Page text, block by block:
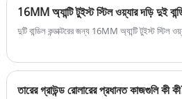
16MM অ্যান্টি টুইস্ট স্টিল ওয়্যার দড়ি দুই
দুটি বান্ডিল কন্ডাক্টরের জন্য 16MM অ্যান্টি টুইস্ট স্টিল
তারের গ্রাউন্ড রোলারের প্রধানত কাজগুলি কী